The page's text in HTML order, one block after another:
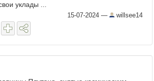
уклады ...
15-07-2024 — willsee14